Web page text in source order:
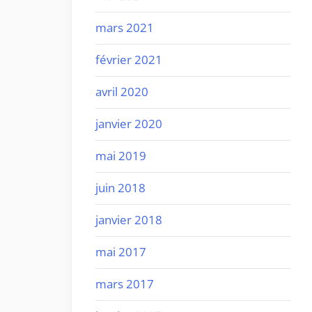
mars 2021
février 2021
avril 2020
janvier 2020
mai 2019
juin 2018
janvier 2018
mai 2017
mars 2017